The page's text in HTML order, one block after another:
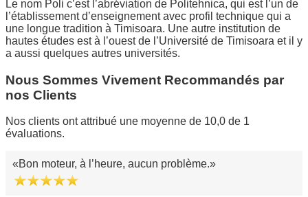
Le nom Poli c’est l’abréviation de Politehnica, qui est l’un de
l’établissement d’enseignement avec profil technique qui a
une longue tradition à Timisoara. Une autre institution de
hautes études est à l’ouest de l’Université de Timisoara et il y
a aussi quelques autres universités.
Nous Sommes Vivement Recommandés par
nos Clients
Nos clients ont attribué une moyenne de 10,0 de 1
évaluations.
Bon moteur, à l’heure, aucun problème.